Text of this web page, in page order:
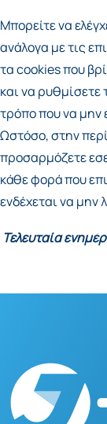
Μπορείτε να
ανάλογα με τις
τα cookies που
και να
τρόπο που να μην
Ωστόσο, στην
προσαρμόζετε
κάθε φορά που
ενδέχεται να μην
Τελευταία